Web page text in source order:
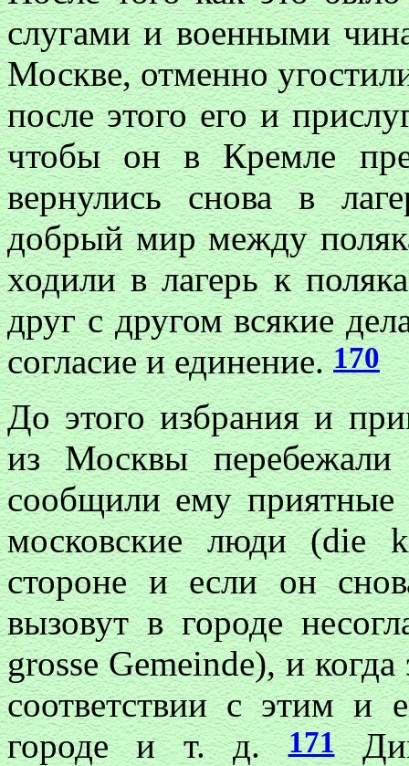
слугами и военными
Москве, отменно
после этого его и
чтобы он в Кремле
вернулись снова в
добрый мир между
ходили в лагерь к
друг с другом всякие
согласие и единение.170
До этого избрания и
из Москвы перебежали
сообщили ему
московские люди (die
стороне и если он
вызовут в городе
grosse Gemeinde), и
соответствии с этим и
городе и т. д.171